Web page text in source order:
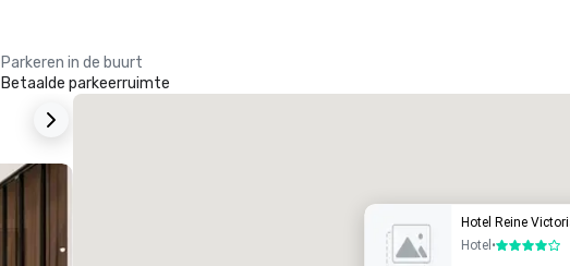
Parkeren in de buurt
Betaalde parkeerruimte
Hotel Reine
Hotel •4 van 5